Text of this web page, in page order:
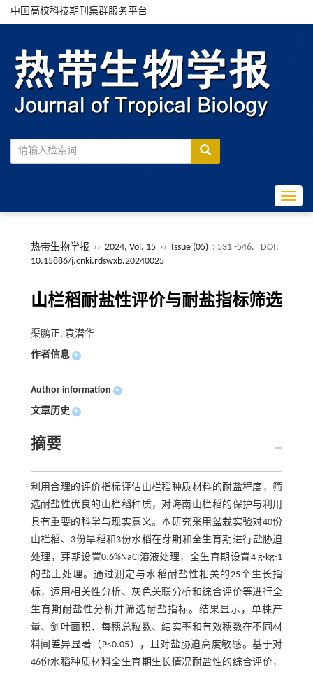
中国高校科技期刊集群服务平台
热带生物学报 ›› 2024, Vol. 15 ›› Issue (05) : 531 -546.
DOI:
10.15886/j.cnki.rdswxb.20240025
山栏稻耐盐性评价与耐盐指标筛选
渠鹏正, 袁潜华
作者信息 +
Author information +
文章历史 +
摘要
利用合理的评价指标评估山栏稻种质材料的耐盐程度，筛
选耐盐性优良的山栏稻种质，对海南山栏稻的保护与利用
具有重要的科学与现实意义。本研究采用盆栽实验对40份
山栏稻、3份旱稻和3份水稻在芽期和全生育期进行盐胁迫
处理，芽期设置0.6%NaCl溶液处理，全生育期设置4 g·kg-1
的盐土处理。通过测定与水稻耐盐性相关的25个生长指
标，运用相关性分析、灰色关联分析和综合评价等进行全
生育期耐盐性分析并筛选耐盐指标。结果显示，单株产
量、剑叶面积、每穗总粒数、结实率和有效穗数在不同材
料间差异显著（P<0.05），且对盐胁迫高度敏感。基于对
46份水稻种质材料全生育期生长情况耐盐性的综合评价，